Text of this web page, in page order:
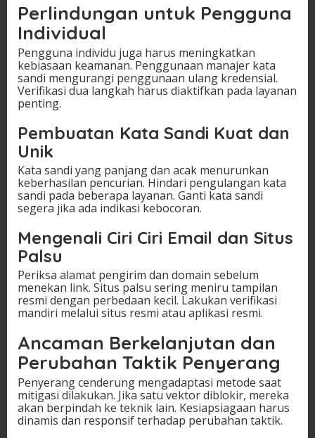
Perlindungan untuk Pengguna
Individual
Pengguna individu juga harus meningkatkan
kebiasaan keamanan. Penggunaan manajer kata
sandi mengurangi penggunaan ulang kredensial.
Verifikasi dua langkah harus diaktifkan pada layanan
penting.
Pembuatan Kata Sandi Kuat dan
Unik
Kata sandi yang panjang dan acak menurunkan
keberhasilan pencurian. Hindari pengulangan kata
sandi pada beberapa layanan. Ganti kata sandi
segera jika ada indikasi kebocoran.
Mengenali Ciri Ciri Email dan Situs
Palsu
Periksa alamat pengirim dan domain sebelum
menekan link. Situs palsu sering meniru tampilan
resmi dengan perbedaan kecil. Lakukan verifikasi
mandiri melalui situs resmi atau aplikasi resmi.
Ancaman Berkelanjutan dan
Perubahan Taktik Penyerang
Penyerang cenderung mengadaptasi metode saat
mitigasi dilakukan. Jika satu vektor diblokir, mereka
akan berpindah ke teknik lain. Kesiapsiagaan harus
dinamis dan responsif terhadap perubahan taktik.